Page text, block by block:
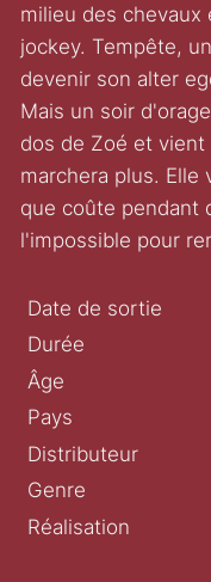
milieu des chevaux
jockey. Tempête,
devenir son alter
Mais un soir
dos de Zoé et
marchera plus. Elle
que coûte pendant
l'impossible pour
Date de sortie
Durée
Âge
Pays
Distributeur
Genre
Réalisation